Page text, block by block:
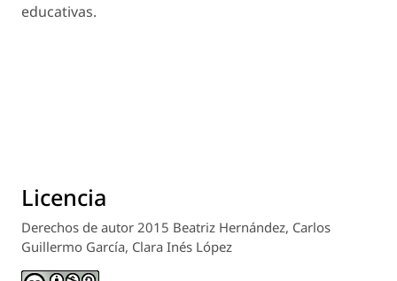
educativas.
Licencia
Derechos de autor 2015 Beatriz Hernández, Carlos
Guillermo García, Clara Inés López